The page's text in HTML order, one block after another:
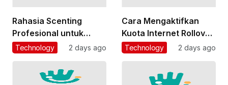
Rahasia Scenting
Profesional untuk
Mengharumkan Area
Technology 2 days ago
Cara Mengaktifkan
Kuota Internet Rollover
Telkomsel, XL, dan
Technology 2 days ago